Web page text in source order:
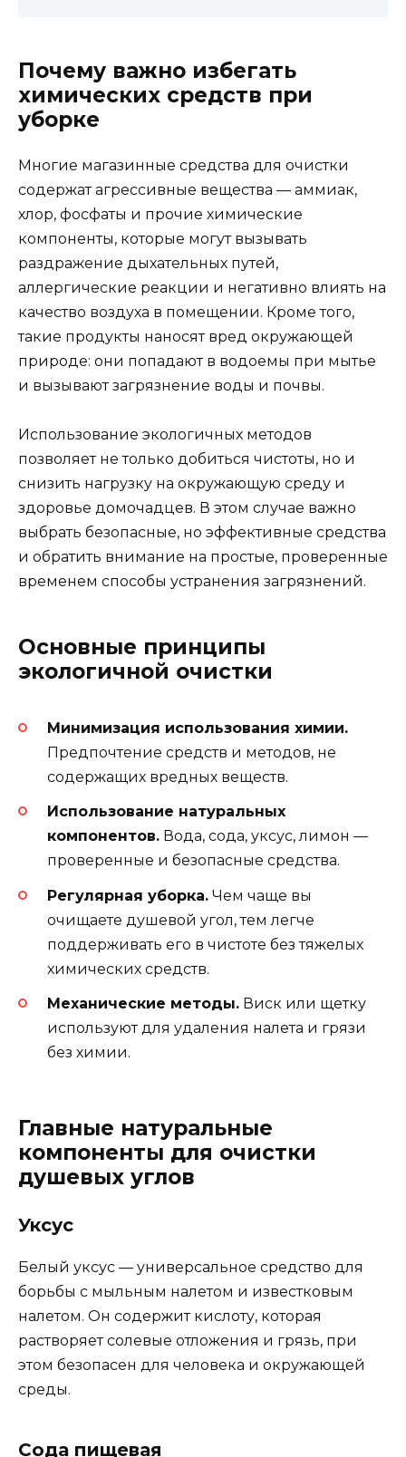
Почему важно избегать
химических средств при
уборке
Многие магазинные средства для очистки
содержат агрессивные вещества — аммиак,
хлор, фосфаты и прочие химические
компоненты, которые могут вызывать
раздражение дыхательных путей,
аллергические реакции и негативно влиять на
качество воздуха в помещении. Кроме того,
такие продукты наносят вред окружающей
природе: они попадают в водоемы при мытье
и вызывают загрязнение воды и почвы.
Использование экологичных методов
позволяет не только добиться чистоты, но и
снизить нагрузку на окружающую среду и
здоровье домочадцев. В этом случае важно
выбрать безопасные, но эффективные средства
и обратить внимание на простые, проверенные
временем способы устранения загрязнений.
Основные принципы
экологичной очистки
Минимизация использования химии.
Предпочтение средств и методов, не
содержащих вредных веществ.
Использование натуральных
компонентов. Вода, сода, уксус, лимон —
проверенные и безопасные средства.
Регулярная уборка. Чем чаще вы
очищаете душевой угол, тем легче
поддерживать его в чистоте без тяжелых
химических средств.
Механические методы. Виск или щетку
используют для удаления налета и грязи
без химии.
Главные натуральные
компоненты для очистки
душевых углов
Уксус
Белый уксус — универсальное средство для
борьбы с мыльным налетом и известковым
налетом. Он содержит кислоту, которая
растворяет солевые отложения и грязь, при
этом безопасен для человека и окружающей
среды.
Сода пищевая